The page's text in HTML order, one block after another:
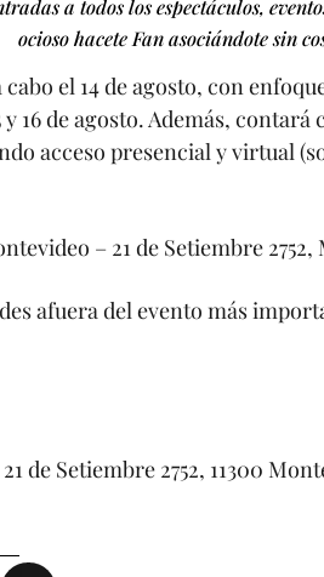
a todos los espectáculos,
ocioso hacete Fan asociándote sin
el 14 de agosto, con
16 de agosto. Además,
acceso presencial y virtual
– 21 de Setiembre
afuera del evento más
de Setiembre 2752, 11300